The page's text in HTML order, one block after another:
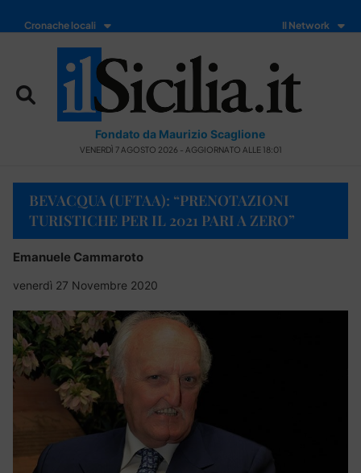
Cronache locali Il Network
Fondato da Maurizio Scaglione
VENERDÌ 7 AGOSTO 2026 - AGGIORNATO ALLE 18:01
BEVACQUA (UFTAA): “PRENOTAZIONI
TURISTICHE PER IL 2021 PARI A ZERO”
Emanuele Cammaroto
venerdì 27 Novembre 2020